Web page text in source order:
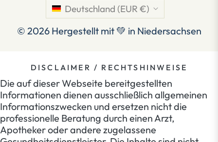
Deutschland (EUR €)
© 2026 Hergestellt mit 💚 in Niedersachsen
DISCLAIMER / RECHTSHINWEISE
Die auf dieser Webseite bereitgestellten
Informationen dienen ausschließlich allgemeinen
Informationszwecken und ersetzen nicht die
professionelle Beratung durch einen Arzt,
Apotheker oder andere zugelassene